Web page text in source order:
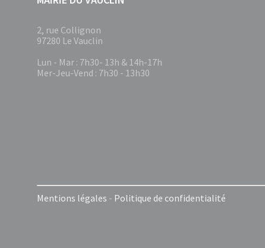
2, rue Collignon
97280 Le Vauclin
Lun - Mar : 7h30- 13h & 14h-17h
Mer-Jeu-Vend : 7h30 - 13h30
Mentions légales - Politique de confidentialité